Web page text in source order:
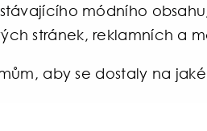
módního
stránek, reklamních a
aby se dostaly na